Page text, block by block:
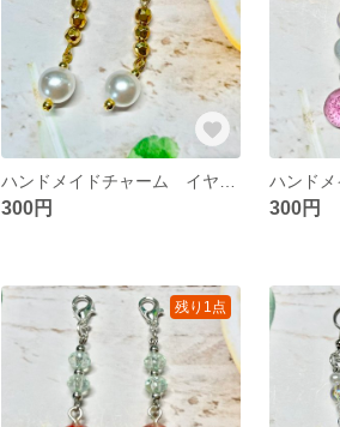
300円 300円
残り1点